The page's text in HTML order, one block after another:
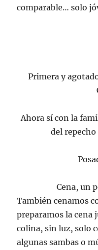
comparable… solo
Primera y
Ahora sí con la
del
Cena, un
También cenamos
preparamos la cena
colina, sin luz, solo
algunassambas o